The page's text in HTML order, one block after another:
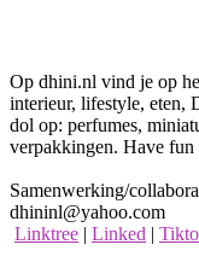
Op dhini.nl vind je op
interieur, lifestyle, eten,
dol op: perfumes,
verpakkingen. Have
Samenwerking/
dhininl@yahoo.com
Linktree | Linked |